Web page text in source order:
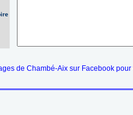
de Chambé-Aix sur Facebook